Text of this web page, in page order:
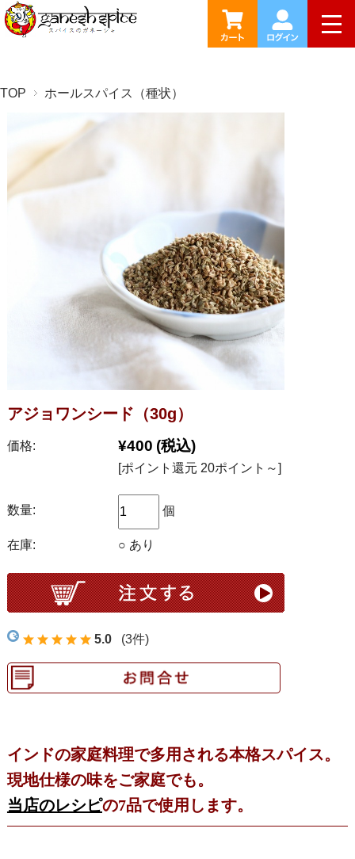
TOP ホールスパイス（種状）
アジョワンシード（30g）
価格: ¥400 (税込)
[ポイント還元 20ポイント～]
数量: 個
在庫: ○ あり
5.0 (3件)
インドの家庭料理で多用される本格スパイス。
現地仕様の味をご家庭でも。
当店のレシピの7品で使用します。